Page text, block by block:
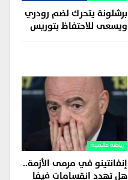
برشلونة يتحرك لضم رودري
ويسعى للاحتفاظ بتوريس
رياضة عالمية
إنفانتينو في مرمى الأزمة..
هل تهدد انقسامات فيفا